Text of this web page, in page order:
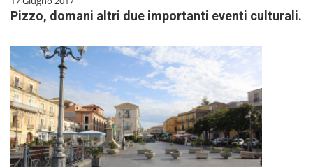
Pizzo, domani altri due importanti eventi culturali.